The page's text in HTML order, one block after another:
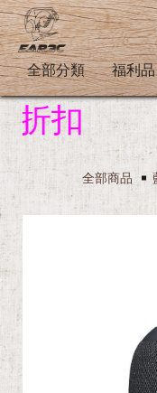
全部分類 福利品
全部商品